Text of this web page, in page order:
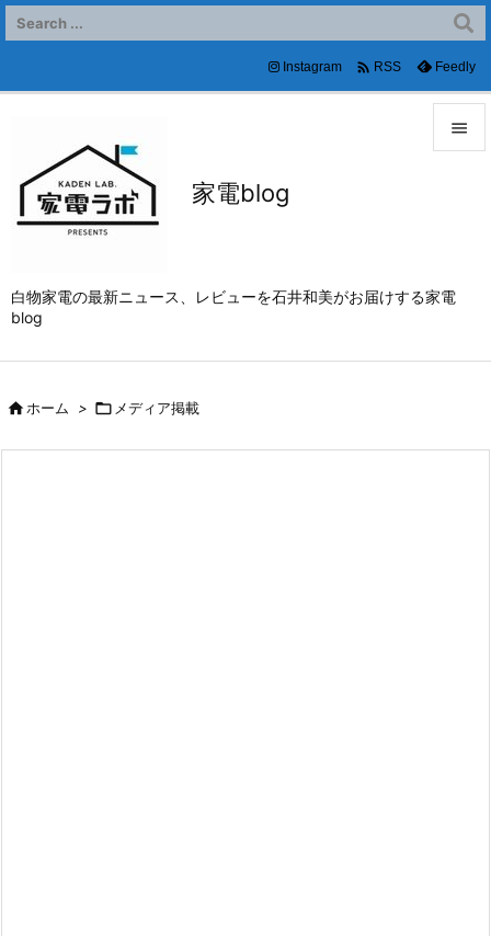
家電blog
白物家電の最新ニュース、レビューを石井和美がお届けする家電
blog


前へ
次へ
Instagram  RSS Feedly
ホーム >  メディア掲載